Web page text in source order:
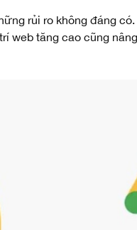
rủi ro không đáng
web tăng cao cũng